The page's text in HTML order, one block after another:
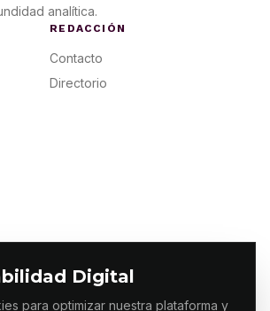
Digital
para optimizar nuestra plataforma y
analítica.
REDACCIÓN
Contacto
Directorio